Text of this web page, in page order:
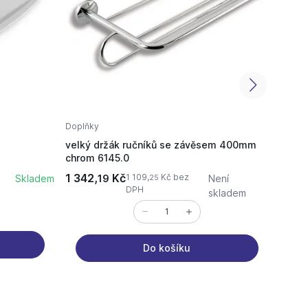
Skladem
Doplňky
velký držák ručníků se závěsem 400mm
chrom 6145.0
1 342,19 Kč1 109,25 Kč bez
DPH
Není
skladem
Do košíku